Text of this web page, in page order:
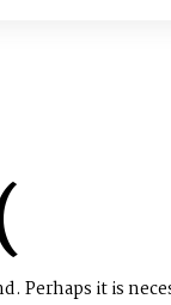
Perhaps it is